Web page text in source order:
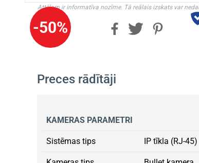
-50%
Attēlam ir informatīva nozīme. Tā reālais izskats var
Preces rādītāji
KAMERAS PARAMETRI
Sistēmas tips IP tīkla (RJ-45)